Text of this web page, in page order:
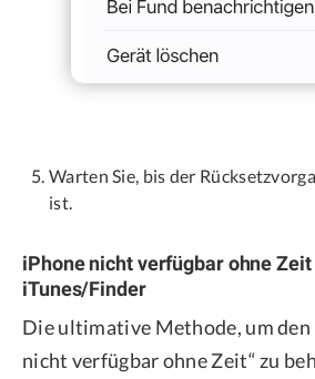
Warten Sie, bis der
ist.
iPhone nicht verfügbar ohne
iTunes/Finder
Die ultimative Methode, um den
nicht verfügbar ohne Zeit“ zu